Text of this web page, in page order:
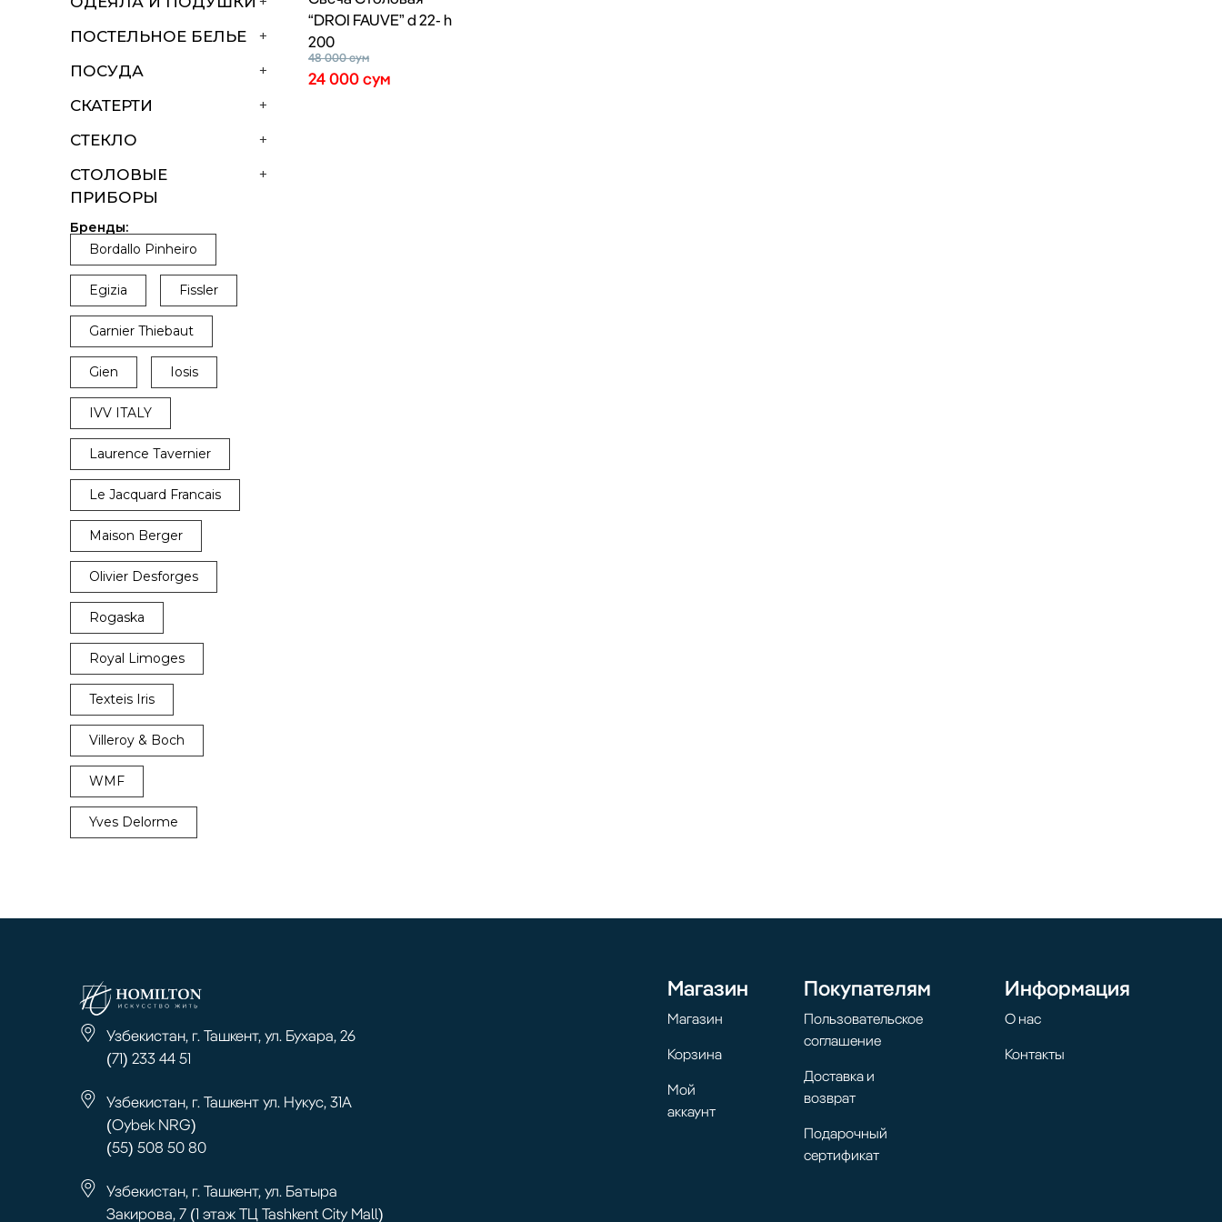
+
ПОСТЕЛЬНОЕ БЕЛЬЕ
+
ПОСУДА
+
СКАТЕРТИ
+
СТЕКЛО
+
СТОЛОВЫЕ
ПРИБОРЫ
Бренды:
Bordallo Pinheiro
Egizia Fissler
Garnier Thiebaut
Gien Iosis
IVV ITALY
Laurence Tavernier
Le Jacquard Francais
Maison Berger
Olivier Desforges
Rogaska
Royal Limoges
Texteis Iris
Villeroy & Boch
WMF
Yves Delorme
“DROI FAUVE” d 22- h
200
48 000сум
24 000сум
Узбекистан, г. Ташкент, ул. Бухара, 26
(71) 233 44 51
Узбекистан, г. Ташкент ул. Нукус, 31А
(Oybek NRG)
(55) 508 50 80
Узбекистан, г. Ташкент, ул. Батыра
Закирова, 7 (1 этаж ТЦ Tashkent City Mall)
Магазин
Магазин
Корзина
Мой
аккаунт
Покупателям
Пользовательское
соглашение
Доставка и
возврат
Подарочный
сертификат
Информация
О нас
Контакты